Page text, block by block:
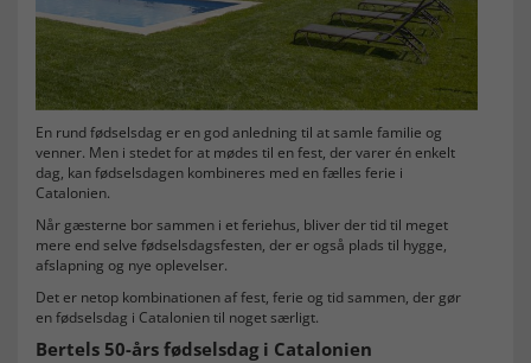
En rund fødselsdag er en god anledning til at samle familie og
venner. Men i stedet for at mødes til en fest, der varer én enkelt
dag, kan fødselsdagen kombineres med en fælles ferie i
Catalonien.
Når gæsterne bor sammen i et feriehus, bliver der tid til meget
mere end selve fødselsdagsfesten, der er også plads til hygge,
afslapning og nye oplevelser.
Det er netop kombinationen af fest, ferie og tid sammen, der gør
en fødselsdag i Catalonien til noget særligt.
Bertels 50-års fødselsdag i Catalonien